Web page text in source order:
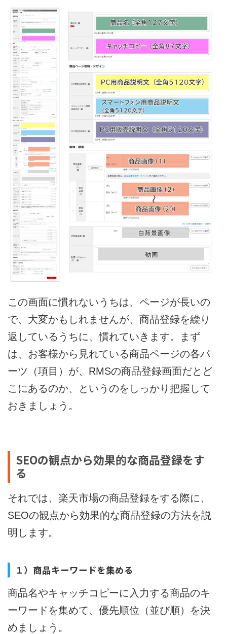
この画面に慣れないうちは、ページが長いの
で、大変かもしれませんが、商品登録を繰り
返しているうちに、慣れていきます。まず
は、お客様から見れている商品ページの各パ
ーツ（項目）が、RMSの商品登録画面だとど
こにあるのか、というのをしっかり把握して
おきましょう。
SEOの観点から効果的な商品登録をす
る
それでは、楽天市場の商品登録をする際に、
SEOの観点から効果的な商品登録の方法を説
明します。
１）商品キーワードを集める
商品名やキャッチコピーに入力する商品のキ
ーワードを集めて、優先順位（並び順）を決
めましょう。